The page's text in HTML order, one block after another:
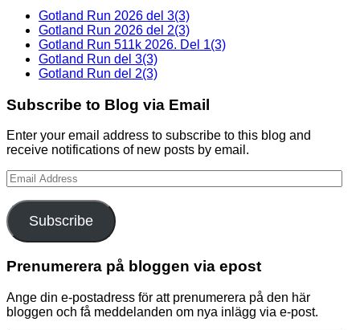
Gotland Run 2026 del 3(3)
Gotland Run 2026 del 2(3)
Gotland Run 511k 2026. Del 1(3)
Gotland Run del 3(3)
Gotland Run del 2(3)
Subscribe to Blog via Email
Enter your email address to subscribe to this blog and
receive notifications of new posts by email.
Email
Address
Subscribe
Prenumerera på bloggen via epost
Ange din e-postadress för att prenumerera på den här
bloggen och få meddelanden om nya inlägg via e-post.